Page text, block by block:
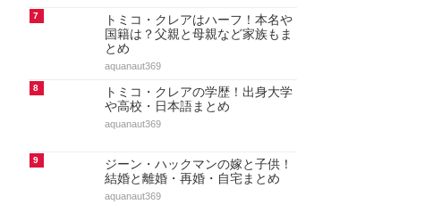
7
トミコ・クレアはハーフ！本名や
国籍は？父親と母親など家族もま
とめ
aquanaut369
8
トミコ・クレアの学歴！出身大学
や高校・日本語まとめ
aquanaut369
9
ジーン・ハックマンの嫁と子供！
結婚と離婚・再婚・自宅まとめ
aquanaut369